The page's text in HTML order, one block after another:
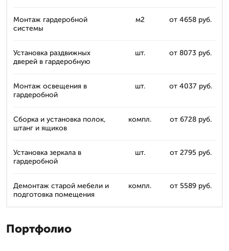
Монтаж гардеробной
системы
м2 от 4658 руб.
Установка раздвижных
дверей в гардеробную
шт. от 8073 руб.
Монтаж освещения в
гардеробной
шт. от 4037 руб.
Сборка и установка полок,
штанг и ящиков
компл. от 6728 руб.
Установка зеркала в
гардеробной
шт. от 2795 руб.
Демонтаж старой мебели и
подготовка помещения
компл. от 5589 руб.
Портфолио